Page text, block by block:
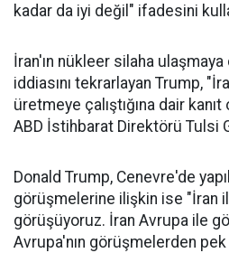
kadar da iyi değil" ifadesini
İran'ın nükleer silaha
iddiasını tekrarlayan Trump,
üretmeye çalıştığına dair kanıt
ABD İstihbarat Direktörü Tulsi
Donald Trump, Cenevre'de
görüşmelerine ilişkin ise "İran
görüşüyoruz. İran Avrupa ile
Avrupa'nın görüşmelerden